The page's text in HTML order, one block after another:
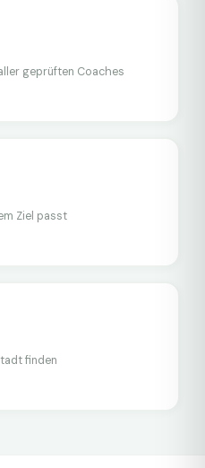
geprüften Coaches
Ziel passt
finden